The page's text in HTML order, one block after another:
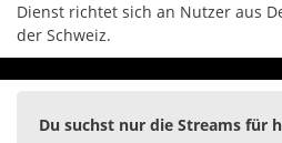
Dienst richtet sich an Nutzer aus
der Schweiz.
Du suchst nur die Streams für